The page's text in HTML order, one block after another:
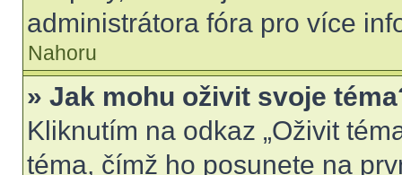
administrátora fóra pro více
Nahoru
» Jak mohu oživit svoje
Kliknutím na odkaz „Oživit
téma, čímž ho posunete na